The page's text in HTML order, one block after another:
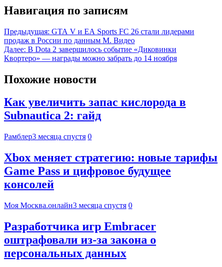
Навигация по записям
Предыдущая: GTA V и EA Sports FC 26 стали лидерами
продаж в России по данным М. Видео
Далее: В Dota 2 завершилось событие «Диковинки
Квортеро» — награды можно забрать до 14 ноября
Похожие новости
Как увеличить запас кислорода в
Subnautica 2: гайд
Рамблер3 месяца спустя 0
Xbox меняет стратегию: новые тарифы
Game Pass и цифровое будущее
консолей
Моя Москва.онлайн3 месяца спустя 0
Разработчика игр Embracer
оштрафовали из-за закона о
персональных данных